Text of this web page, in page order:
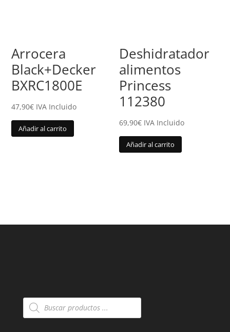
Arrocera
Black+Decker
BXRC1800E
47,90€ IVA Incluido
Añadir al carrito
Deshidratador
alimentos
Princess
112380
69,90€ IVA Incluido
Añadir al carrito
Búsqueda